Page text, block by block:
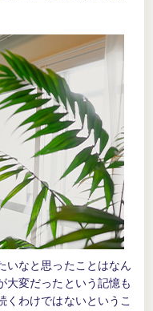
いなと思ったことはなん
大変だったという記憶も
くわけではないというこ